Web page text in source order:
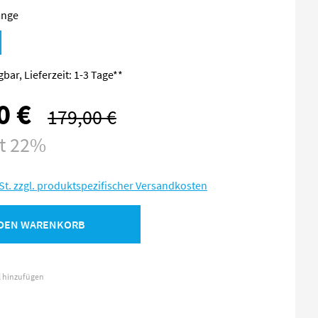
Lieferzeit: 1-3 Tage**
€ Regulärer Preis:
179,00 €
22%
zzgl. produktspezifischer Versandkosten
WARENKORB
hinzufügen